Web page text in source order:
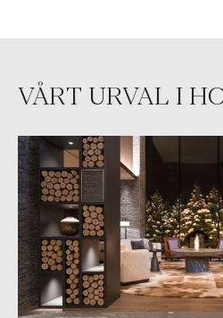
VÅRT URVAL I